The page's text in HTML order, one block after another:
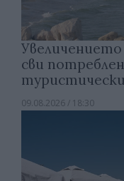
сви
09.08.2026 / 18:30